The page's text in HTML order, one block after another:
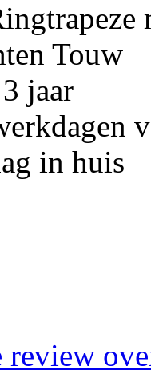
Touw
jaar
in huis
review